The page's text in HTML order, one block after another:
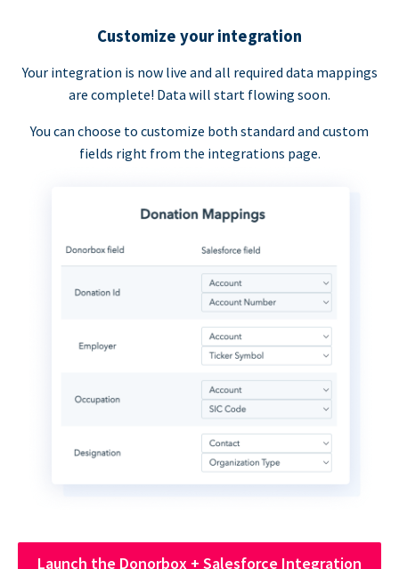
Customize your integration
Your integration is now live and all required data mappings
are complete! Data will start flowing soon.
You can choose to customize both standard and custom
fields right from the integrations page.
Launch the Donorbox + Salesforce Integration